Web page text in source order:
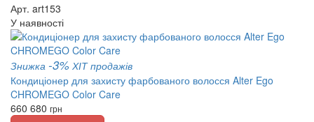
Арт. art153
У наявності
Знижка -3% ХІТ продажів
Кондиціонер для захисту фарбованого волосся Alter Ego
CHROMEGO Color Care
660 680 грн